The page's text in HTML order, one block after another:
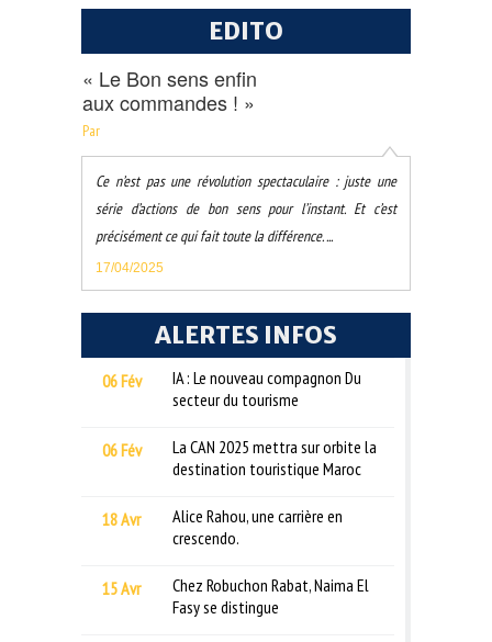
EDITO
« Le Bon sens enfin
aux commandes ! »
Par
Ce n’est pas une révolution spectaculaire : juste une
série d’actions de bon sens pour l’instant. Et c’est
précisément ce qui fait toute la différence. ...
17/04/2025
ALERTES INFOS
06 Fév
IA : Le nouveau compagnon Du
secteur du tourisme
06 Fév
La CAN 2025 mettra sur orbite la
destination touristique Maroc
18 Avr
Alice Rahou, une carrière en
crescendo.
15 Avr
Chez Robuchon Rabat, Naima El
Fasy se distingue